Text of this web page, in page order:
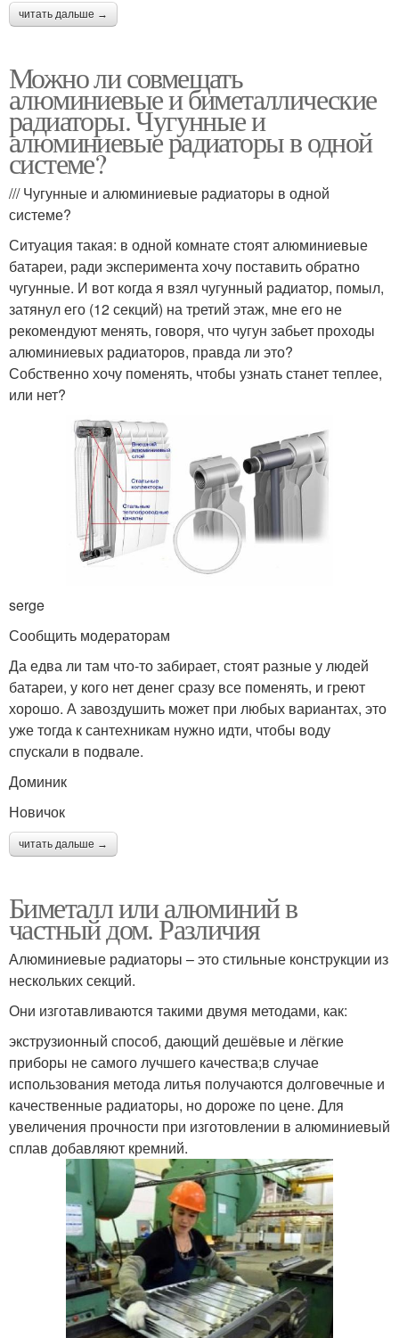
читать дальше →
Можно ли совмещать
алюминиевые и биметаллические
радиаторы. Чугунные и
алюминиевые радиаторы в одной
системе?
/// Чугунные и алюминиевые радиаторы в одной
системе?
Ситуация такая: в одной комнате стоят алюминиевые
батареи, ради эксперимента хочу поставить обратно
чугунные. И вот когда я взял чугунный радиатор, помыл,
затянул его (12 секций) на третий этаж, мне его не
рекомендуют менять, говоря, что чугун забьет проходы
алюминиевых радиаторов, правда ли это?
Собственно хочу поменять, чтобы узнать станет теплее,
или нет?
serge
Сообщить модераторам
Да едва ли там что-то забирает, стоят разные у людей
батареи, у кого нет денег сразу все поменять, и греют
хорошо. А завоздушить может при любых вариантах, это
уже тогда к сантехникам нужно идти, чтобы воду
спускали в подвале.
Доминик
Новичок
читать дальше →
Биметалл или алюминий в
частный дом. Различия
Алюминиевые радиаторы – это стильные конструкции из
нескольких секций.
Они изготавливаются такими двумя методами, как:
экструзионный способ, дающий дешёвые и лёгкие
приборы не самого лучшего качества;в случае
использования метода литья получаются долговечные и
качественные радиаторы, но дороже по цене. Для
увеличения прочности при изготовлении в алюминиевый
сплав добавляют кремний.